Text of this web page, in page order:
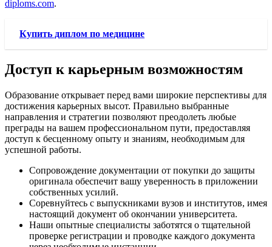
diploms.com.
Купить диплом по медицине
Доступ к карьерным возможностям
Образование открывает перед вами широкие перспективы для
достижения карьерных высот. Правильно выбранные
направления и стратегии позволяют преодолеть любые
преграды на вашем профессиональном пути, предоставляя
доступ к бесценному опыту и знаниям, необходимым для
успешной работы.
Сопровождение документации от покупки до защиты
оригинала обеспечит вашу уверенность в приложении
собственных усилий.
Соревнуйтесь с выпускниками вузов и институтов, имея
настоящий документ об окончании университета.
Наши опытные специалисты заботятся о тщательной
проверке регистрации и проводке каждого документа